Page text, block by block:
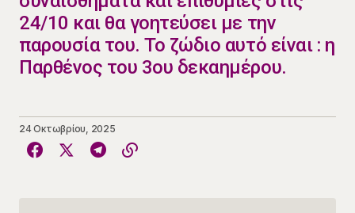
24/10 και θα γοητεύσει με την
παρουσία του. Το ζώδιο αυτό είναι : η
Παρθένος του 3ου δεκαημέρου.
24 Οκτωβρίου, 2025